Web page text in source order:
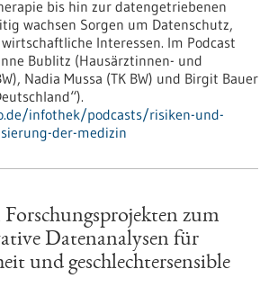
bis hin zur datengetriebenen
wachsen Sorgen um Datenschutz,
Interessen. Im Podcast
Bublitz (Hausärztinnen- und
Nadia Mussa (TK BW) und Birgit Bauer
infothek/podcasts/risiken-und-
der-medizin
zum
Datenanalysen für
und geschlechtersensible